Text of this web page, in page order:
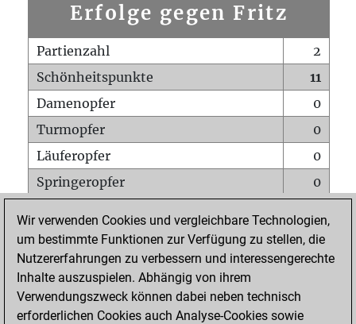
Erfolge gegen Fritz
Partienzahl
2
Schönheitspunkte
11
Damenopfer
0
Turmopfer
0
Läuferopfer
0
Springeropfer
0
Matt auf vollem Brett
0
Bauer setzt Matt
0
Erstickte Matts
Unterverwandlungen
Wir verwenden Cookies und vergleichbare Technologien,
um bestimmte Funktionen zur Verfügung zu stellen, die
Nutzererfahrungen zu verbessern und interessengerechte
Inhalte auszuspielen. Abhängig von ihrem
Verwendungszweck können dabei neben technisch
erforderlichen Cookies auch Analyse-Cookies sowie